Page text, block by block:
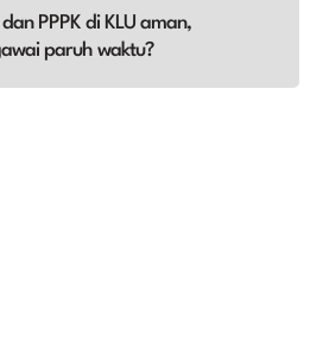
PPPK di KLU aman,
paruh waktu?